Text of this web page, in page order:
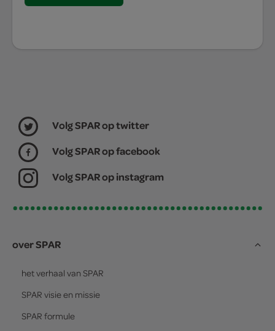
Volg SPAR op twitter
Volg SPAR op facebook
Volg SPAR op instagram
over SPAR
het verhaal van SPAR
SPAR visie en missie
SPAR formule